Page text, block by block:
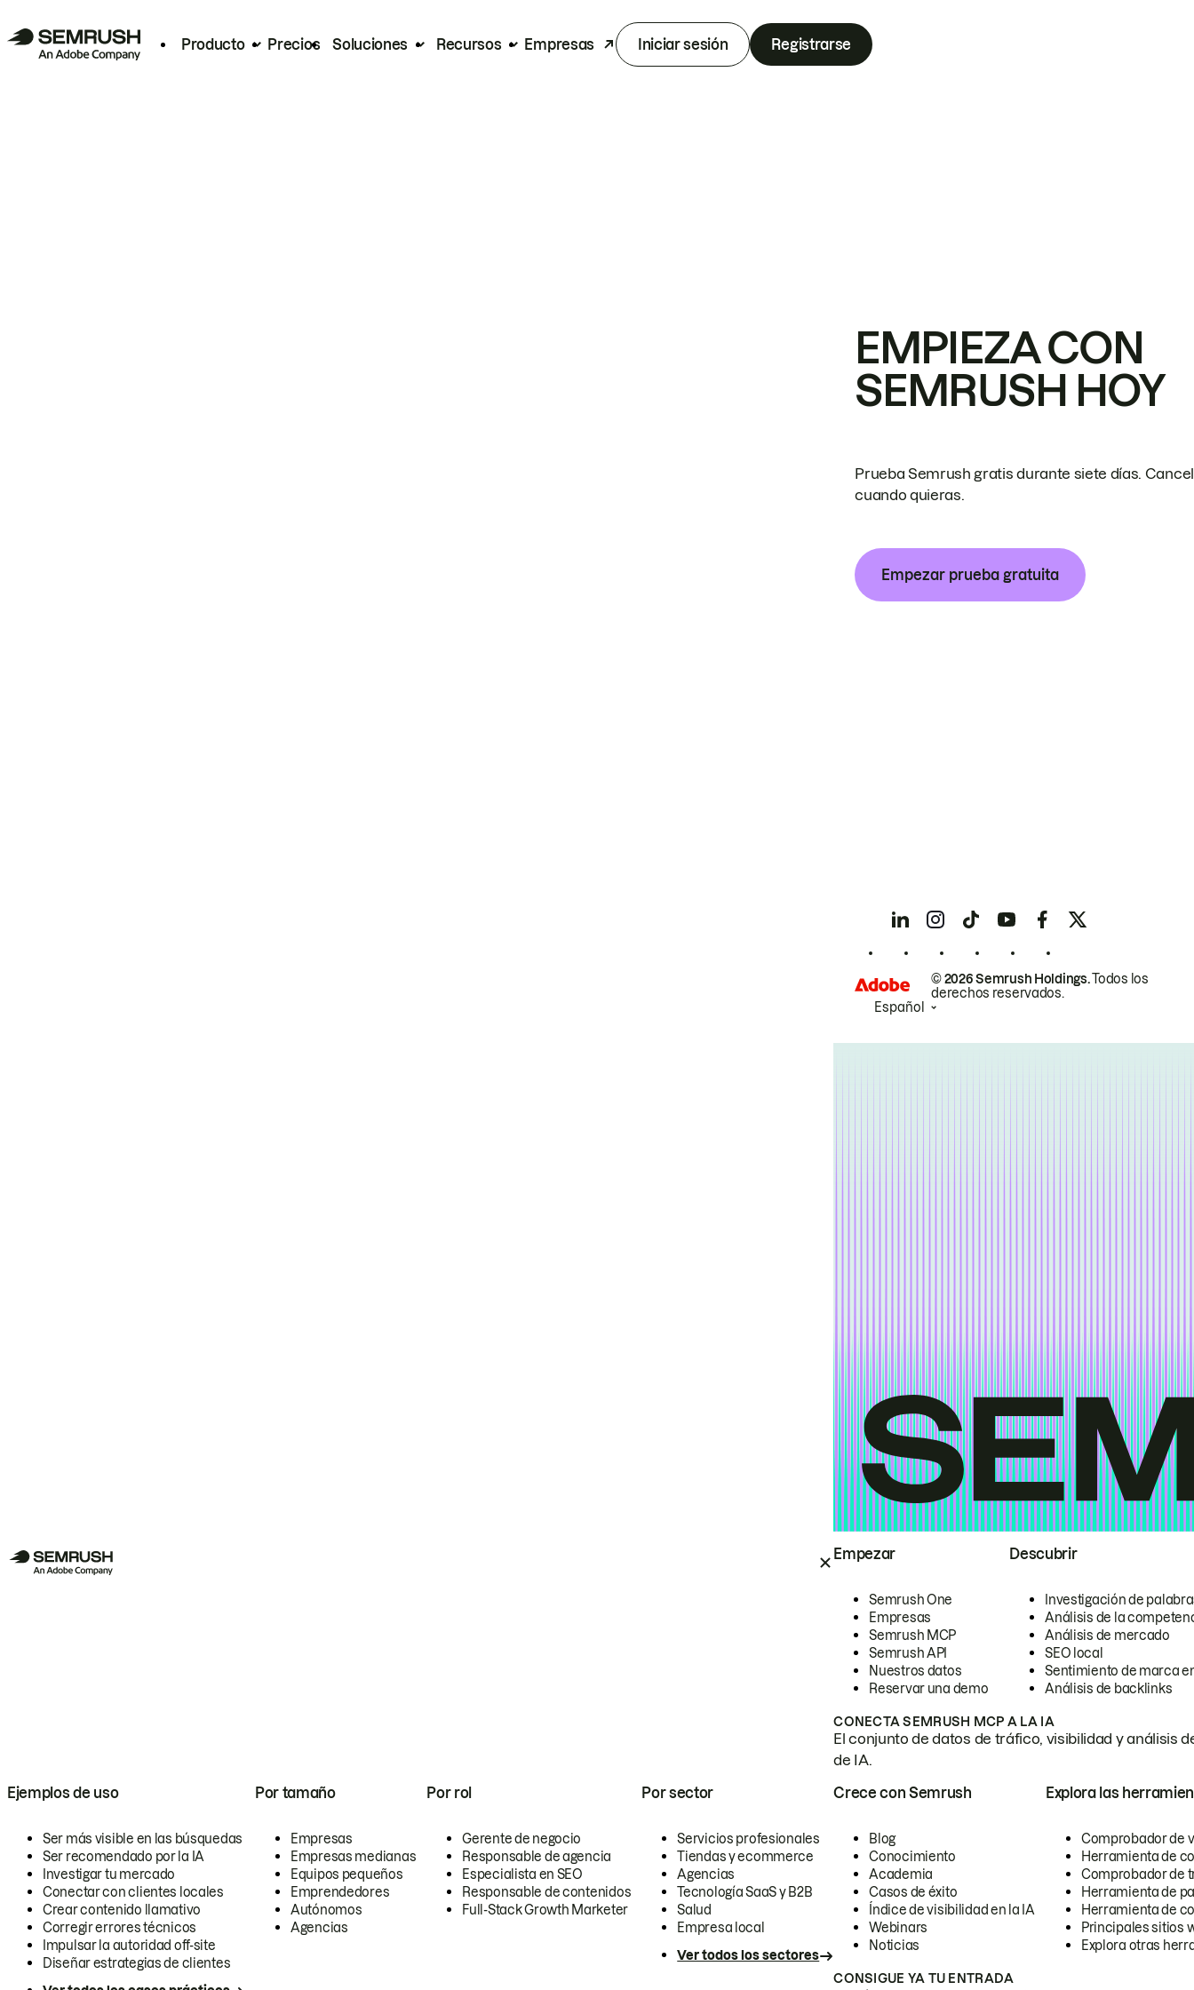
Producto Precios Soluciones Recursos Empresas Iniciar sesión Registrarse
Empezar
Semrush One
Empresas
Semrush MCP
Semrush API
Nuestros datos
Reservar una demo
Descubrir
Investigación de
Análisis de la
Análisis de mercado
SEO local
Sentimiento de marca
Análisis de backlinks
CONECTA SEMRUSH MCP A LA IA
El conjunto de datos de tráfico, visibilidad y análisis
de IA.
Ejemplos de uso
Ser más visible en las búsquedas
Ser recomendado por la IA
Investigar tu mercado
Conectar con clientes locales
Crear contenido llamativo
Corregir errores técnicos
Impulsar la autoridad off-site
Diseñar estrategias de clientes
Por tamaño
Empresas
Empresas medianas
Equipos pequeños
Emprendedores
Autónomos
Agencias
Por rol
Gerente de negocio
Responsable de agencia
Especialista en SEO
Responsable de contenidos
Full-Stack Growth Marketer
Por sector
Servicios profesionales
Tiendas y ecommerce
Agencias
Tecnología SaaS y B2B
Salud
Empresa local
Ver todos los sectores
Crece con Semrush
Blog
Conocimiento
Academia
Casos de éxito
Índice de visibilidad en la IA
Webinars
Noticias
Explora las
Comprobador de
Herramienta de
Comprobador de
Herramienta de
Herramienta de
Principales sitios
Explora otras
CONSIGUE YA TU ENTRADA
EMPIEZA CON
SEMRUSH HOY
Prueba Semrush gratis durante siete días.
cuando quieras.
Empezar prueba gratuita
© 2026 Semrush Holdings.Todos los
derechos reservados.
Español